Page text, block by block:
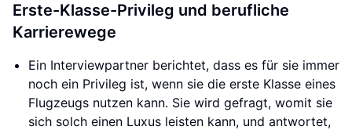
Erste-Klasse-Privileg und berufliche
Karrierewege
Ein Interviewpartner berichtet, dass es für sie immer
noch ein Privileg ist, wenn sie die erste Klasse eines
Flugzeugs nutzen kann. Sie wird gefragt, womit sie
sich solch einen Luxus leisten kann, und antwortet,